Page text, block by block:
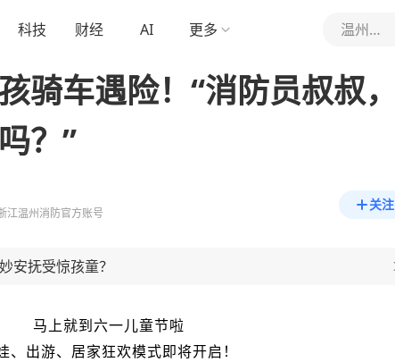
科技 财经 AI 更多 温州消防
骑车遇险！“消防员叔叔，
？”
江温州消防官方账号
关注
安抚受惊孩童？
马上就到六一儿童节啦
、出游、居家狂欢模式即将开启！